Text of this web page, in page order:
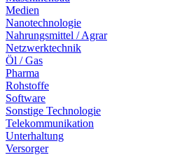
Medien
Nanotechnologie
Nahrungsmittel / Agrar
Netzwerktechnik
Öl / Gas
Pharma
Rohstoffe
Software
Sonstige Technologie
Telekommunikation
Unterhaltung
Versorger